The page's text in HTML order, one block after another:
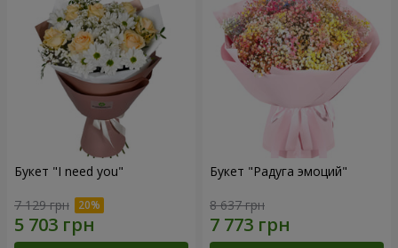
Букет "I need you"
7 129 грн
Букет "Радуга эмоций"
8 637 грн